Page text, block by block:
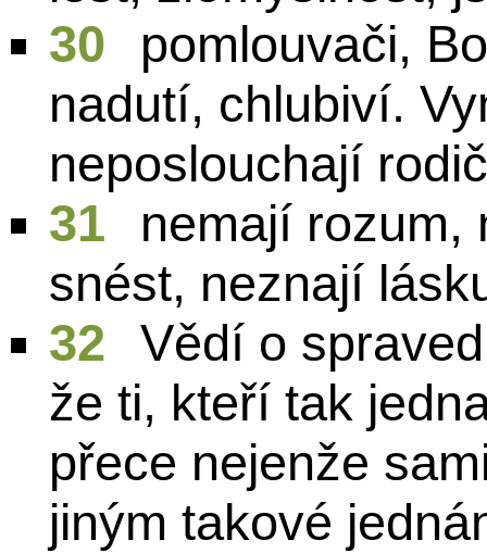
30
pomlouvači,
nadutí, chlubiví.
neposlouchají
31
nemají rozum,
snést, neznají
32
Vědí o
že ti, kteří tak
přece nejenže
jiným takové